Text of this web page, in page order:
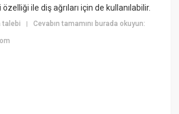
ile diş ağrıları için de kullanılabilir.
talebi |Cevabın tamamını burada okuyun: